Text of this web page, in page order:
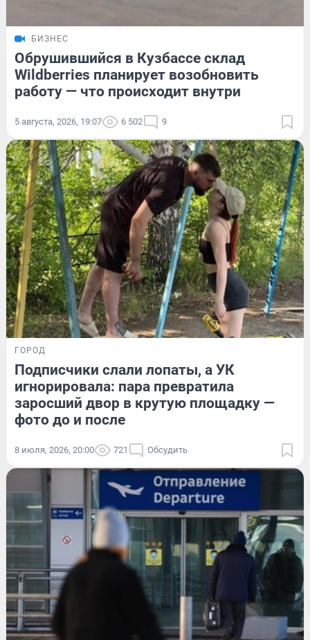
БИЗНЕС
Обрушившийся в Кузбассе склад
Wildberries планирует возобновить
работу — что происходит внутри
5 августа, 2026, 19:07 6 502 9
ГОРОД
Подписчики слали лопаты, а УК
игнорировала: пара превратила
заросший двор в крутую площадку —
фото до и после
8 июля, 2026, 20:00 721 Обсудить